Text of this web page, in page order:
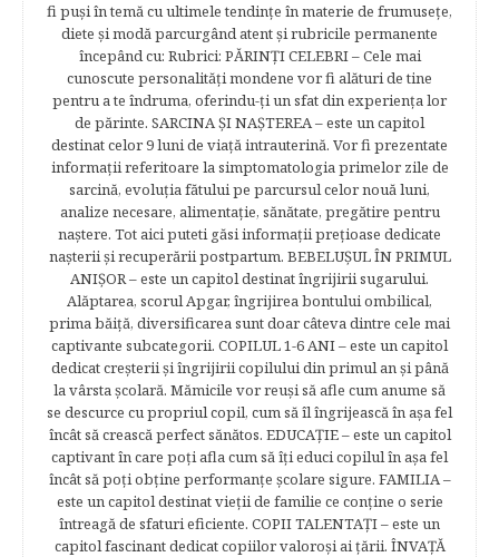
fi puşi în temă cu ultimele tendinţe în materie de frumuseţe,
diete şi modă parcurgând atent şi rubricile permanente
începând cu: Rubrici: PĂRINŢI CELEBRI – Cele mai
cunoscute personalităţi mondene vor fi alături de tine
pentru a te îndruma, oferindu-ţi un sfat din experienţa lor
de părinte. SARCINA ŞI NAŞTEREA – este un capitol
destinat celor 9 luni de viaţă intrauterină. Vor fi prezentate
informaţii referitoare la simptomatologia primelor zile de
sarcină, evoluţia fătului pe parcursul celor nouă luni,
analize necesare, alimentaţie, sănătate, pregătire pentru
naştere. Tot aici puteti găsi informaţii preţioase dedicate
naşterii şi recuperării postpartum. BEBELUŞUL ÎN PRIMUL
ANIŞOR – este un capitol destinat îngrijirii sugarului.
Alăptarea, scorul Apgar, îngrijirea bontului ombilical,
prima băiţă, diversificarea sunt doar câteva dintre cele mai
captivante subcategorii. COPILUL 1-6 ANI – este un capitol
dedicat creşterii şi îngrijirii copilului din primul an şi până
la vârsta şcolară. Mămicile vor reuşi să afle cum anume să
se descurce cu propriul copil, cum să îl îngrijească în aşa fel
încât să crească perfect sănătos. EDUCAŢIE – este un capitol
captivant în care poţi afla cum să îţi educi copilul în aşa fel
încât să poţi obţine performanţe şcolare sigure. FAMILIA –
este un capitol destinat vieţii de familie ce conţine o serie
întreagă de sfaturi eficiente. COPII TALENTAŢI – este un
capitol fascinant dedicat copiilor valoroși ai țării. ÎNVAŢĂ